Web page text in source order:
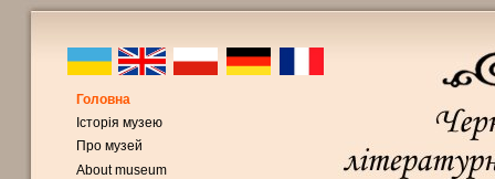
Головна
Історія музею
Про музей
About museum